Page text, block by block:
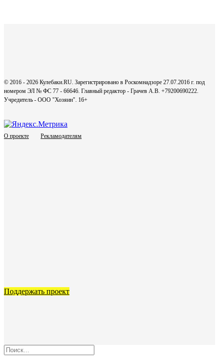
© 2016 - 2026 Кулебаки.RU. Зарегистрировано в Роскомнадзоре 27.07.2016 г. под
номером ЭЛ № ФС 77 - 66646. Главный редактор - Грачев А.В. +79200690222.
Учредитель - ООО "Хозяин". 16+
О проекте Рекламодателям
Поддержать проект